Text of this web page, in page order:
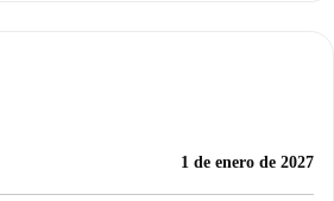
1 de enero de 2027